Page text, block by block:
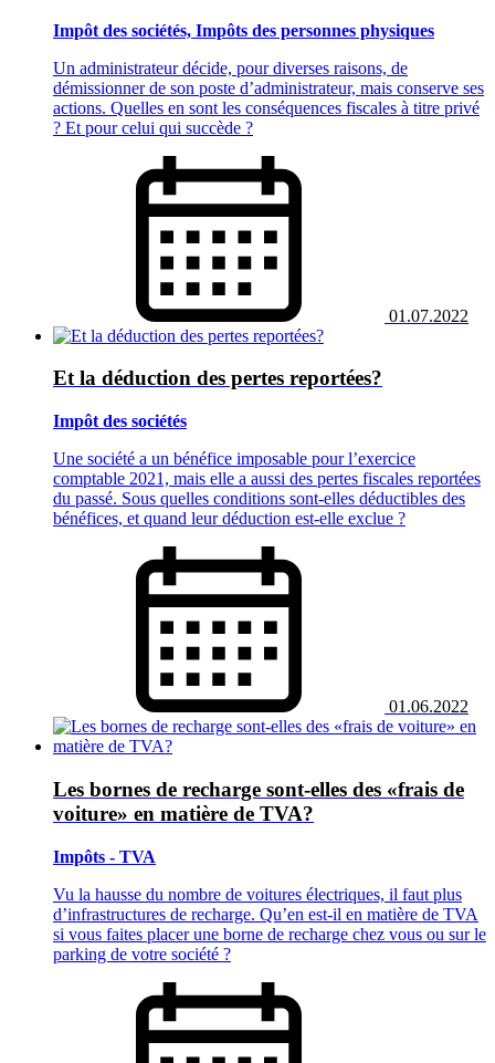
Impôt des sociétés, Impôts des personnes physiques
Un administrateur décide, pour diverses raisons, de
démissionner de son poste d’administrateur, mais conserve ses
actions. Quelles en sont les conséquences fiscales à titre privé
? Et pour celui qui succède ?
01.07.2022
Et la déduction des pertes reportées?
Impôt des sociétés
Une société a un bénéfice imposable pour l’exercice
comptable 2021, mais elle a aussi des pertes fiscales reportées
du passé. Sous quelles conditions sont-elles déductibles des
bénéfices, et quand leur déduction est-elle exclue ?
01.06.2022
Les bornes de recharge sont-elles des «frais de
voiture» en matière de TVA?
Impôts - TVA
Vu la hausse du nombre de voitures électriques, il faut plus
d’infrastructures de recharge. Qu’en est-il en matière de TVA
si vous faites placer une borne de recharge chez vous ou sur le
parking de votre société ?